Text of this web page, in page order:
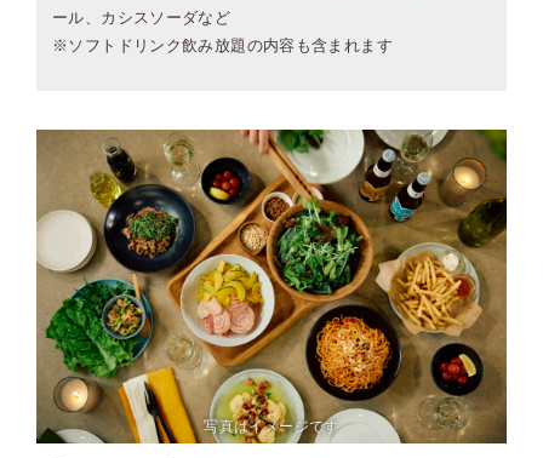
ール、カシスソーダなど
※ソフトドリンク飲み放題の内容も含まれます
写真はイメージです